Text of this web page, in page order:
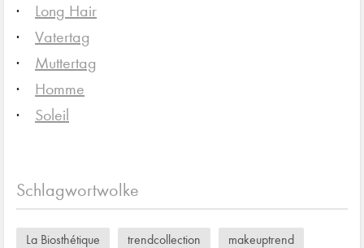
Long Hair
Vatertag
Muttertag
Homme
Soleil
Schlagwortwolke
La Biosthétique trendcollection makeuptrend